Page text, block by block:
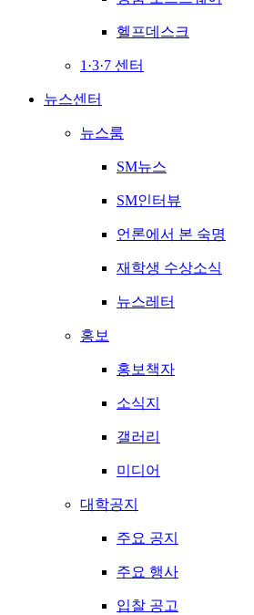
헬프데스크
1·3·7 센터
뉴스센터
뉴스룸
SM뉴스
SM인터뷰
언론에서 본 숙명
재학생 수상소식
뉴스레터
홍보
홍보책자
소식지
갤러리
미디어
대학공지
주요 공지
주요 행사
입찰 공고